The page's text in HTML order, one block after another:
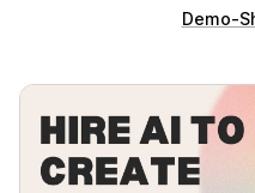
Demo-